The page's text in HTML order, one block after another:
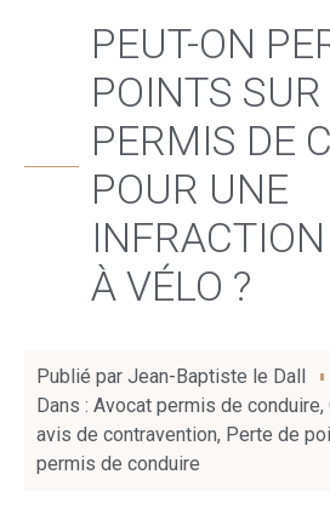
PEUT-ON
POINTS SUR
PERMIS DE
POUR UNE
À VÉLO ?
Publié par Jean-Baptiste le Dall
Dans : Avocat permis de conduire,
avis de contravention, Perte de
permis de conduire